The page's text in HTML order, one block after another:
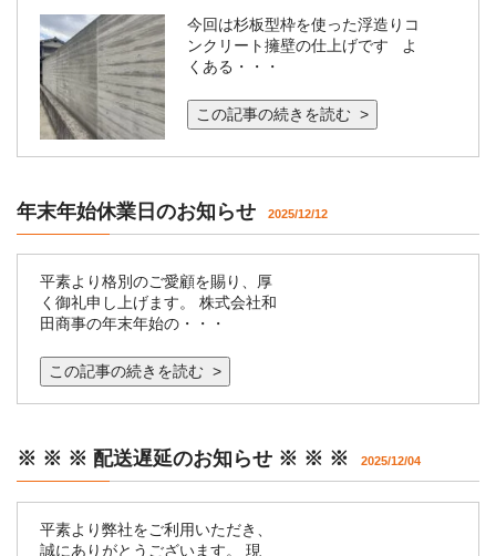
今回は杉板型枠を使った浮造りコ
ンクリート擁壁の仕上げです よ
くある・・・
この記事の続きを読む >
年末年始休業日のお知らせ 2025/12/12
平素より格別のご愛顧を賜り、厚
く御礼申し上げます。 株式会社和
田商事の年末年始の・・・
この記事の続きを読む >
※ ※ ※ 配送遅延のお知らせ ※ ※ ※ 2025/12/04
平素より弊社をご利用いただき、
誠にありがとうございます。 現